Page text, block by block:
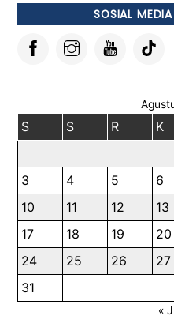
SOSIAL
S S R K
3
4 5 6
10
11 12 13
17
18 19 20
24
25 26 27
31
«